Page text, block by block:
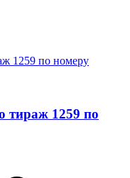
тираж 1259 по